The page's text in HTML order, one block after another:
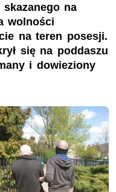
na
wolności
na teren posesji.
się na poddaszu
i dowieziony